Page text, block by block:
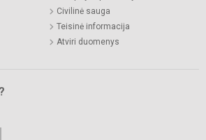
Civilinė sauga
Teisinė informacija
Atviri duomenys